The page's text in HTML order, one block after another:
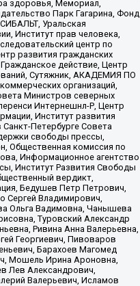
здоровья, Мемориал,
Парк Гагарина, Фонд
Уральская
Институт прав человека,
центр по
развития гражданских
действие, Центр
Сутяжник, АКАДЕМИЯ ПО
организаций,
Министров северных
Интернешнл-Р, Центр
Институт развития
Петербурге Совета
свободы прессы,
Общественная комиссия по
Информационное агентство
Институт Развития Свободы
вердикт,
Бедушев Петр Петрович,
Сергей Владимирович,
Ольга Вадимовна, Чанышева
Туровский Александр
Ривина Анна Валерьевна,
Георгиевич, Пивоваров
Барахоев Магомед
Мошель Ирина Ароновна,
Лев Александрович,
Валерьевич, Исламов